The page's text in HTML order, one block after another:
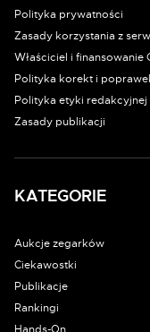
Polityka prywatności
Zasady korzystania z
Właściciel i finansowanie
Polityka korekt i
Polityka etyki redakcyjnej
Zasady publikacji
KATEGORIE
Aukcje zegarków
Ciekawostki
Publikacje
Rankingi
Hands-On